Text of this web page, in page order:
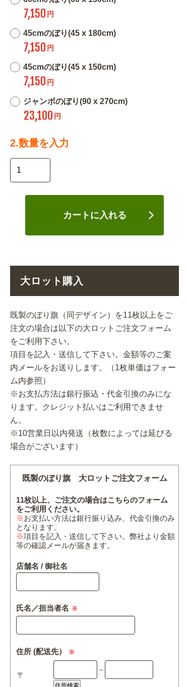
7,150 円
45cmのぼり(45 x 180cm)
7,150 円
45cmのぼり(45 x 150cm)
7,150 円
ジャンボのぼり(90 x 270cm)
23,100 円
2.数量を入力
カートに入れる
大ロット購入
既製のぼり旗（同デザイン）を11枚以上をご
注文の場合は以下の大ロットご注文フォーム
をご利用下さい。
項目を記入・送信して下さい。金額等のご案
内メールをお送りします。（1枚単価はフォー
ム内参照）
※お支払方法は銀行振込・代金引換のみにな
ります。クレジット払いはご利用できませ
ん。
※10営業日以内発送（枚数によっては延びる
場合がございます）